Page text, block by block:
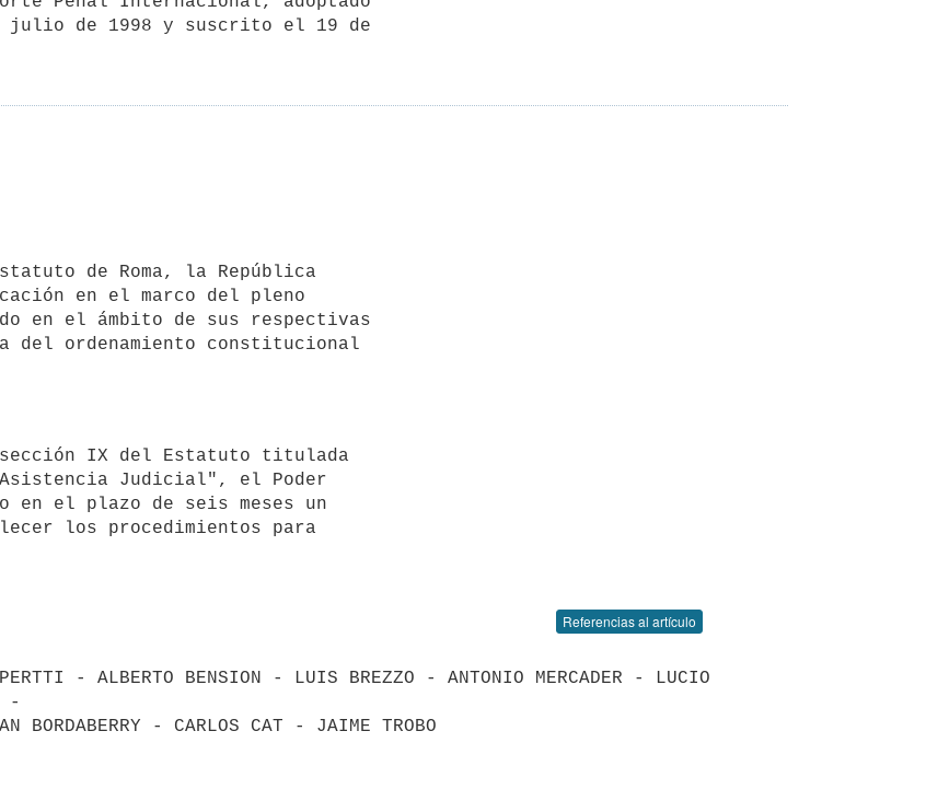
julio de 1998 y suscrito el 19 de
en el marco del pleno
en el ámbito de sus respectivas
del ordenamiento constitucional
Judicial", el Poder
el plazo de seis meses un
los procedimientos para
Referencias al artículo
- ALBERTO BENSION - LUIS BREZZO - ANTONIO MERCADER - LUCIO
-
BORDABERRY - CARLOS CAT - JAIME TROBO